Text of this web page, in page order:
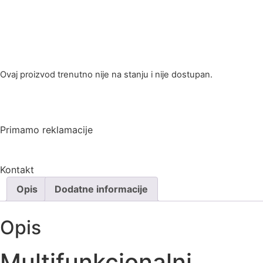
Ovaj proizvod trenutno nije na stanju i nije dostupan.
Primamo reklamacije
Kontakt
Opis
Dodatne informacije
Opis